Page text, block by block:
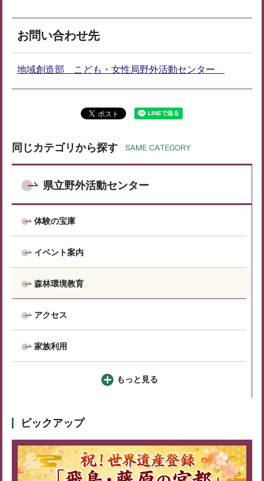
お問い合わせ先
地域創造部 こども・女性局野外活動センター
同じカテゴリから探す
県立野外活動センター
体験の宝庫
イベント案内
森林環境教育
アクセス
家族利用
もっと見る
ピックアップ